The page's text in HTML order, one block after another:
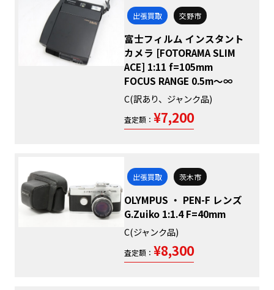
出張買取 交野市
富士フィルム インスタント
カメラ [FOTORAMA SLIM
ACE] 1:11 f=105mm
FOCUS RANGE 0.5m～∞
C(訳あり、ジャンク品)
査定額： ¥7,200
出張買取 茨木市
OLYMPUS ・ PEN-F レンズ
G.Zuiko 1:1.4 F=40mm
C(ジャンク品)
査定額： ¥8,300